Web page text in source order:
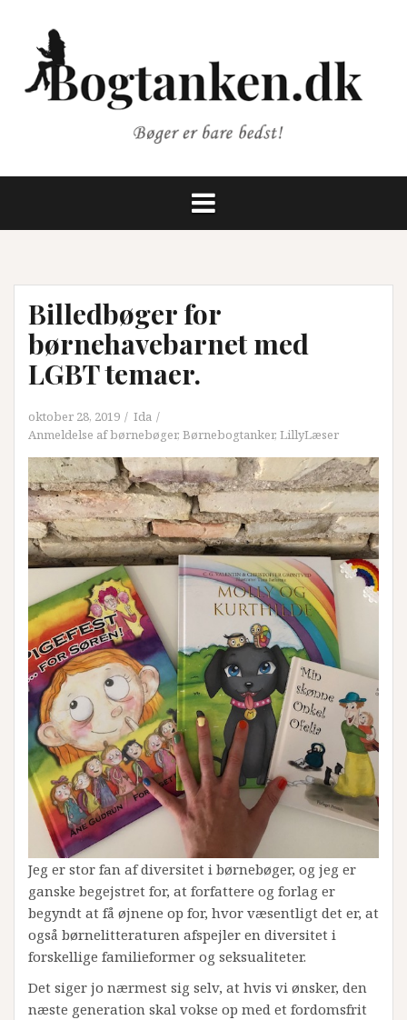
indhold
Billedbøger for
børnehavebarnet med
LGBT temaer.
oktober 28, 2019
Ida
Anmeldelse af børnebøger, Børnebogtanker, LillyLæser
Jeg er stor fan af diversitet i børnebøger, og jeg er
ganske begejstret for, at forfattere og forlag er
begyndt at få øjnene op for, hvor væsentligt det er, at
også børnelitteraturen afspejler en diversitet i
forskellige familieformer og seksualiteter.
Det siger jo nærmest sig selv, at hvis vi ønsker, den
næste generation skal vokse op med et fordomsfrit